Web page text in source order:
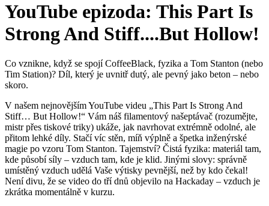
YouTube epizoda: This Part Is
Strong And Stiff....But Hollow!
Co vznikne, když se spojí CoffeeBlack, fyzika a Tom Stanton (nebo
Tim Station)? Díl, který je uvnitř dutý, ale pevný jako beton – nebo
skoro.
V našem nejnovějším YouTube videu „This Part Is Strong And
Stiff… But Hollow!“ Vám náš filamentový našeptávač (rozumějte,
mistr přes tiskové triky) ukáže, jak navrhovat extrémně odolné, ale
přitom lehké díly. Stačí víc stěn, míň výplně a špetka inženýrské
magie po vzoru Tom Stanton. Tajemství? Čistá fyzika: materiál tam,
kde působí síly – vzduch tam, kde je klid. Jinými slovy: správně
umístěný vzduch udělá Vaše výtisky pevnější, než by kdo čekal!
Není divu, že se video do tří dnů objevilo na Hackaday – vzduch je
zkrátka momentálně v kurzu.